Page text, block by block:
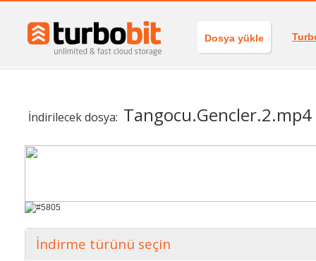
Dosya yükle
İndirilecek dosya: Tangocu.Gencler.2.mp4
İndirme türünü seçin